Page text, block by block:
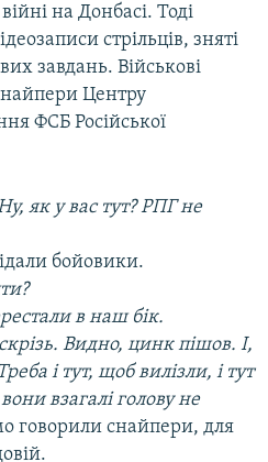
на Донбасі. Тоді
стрільців, зняті
завдань. Військові
Центру
ФСБ Російської
як у вас тут? РПГ не
бойовики.
в наш бік.
Видно, цинк пішов. І,
і тут, щоб вилізли, і тут
взагалі голову не
говорили снайпери, для